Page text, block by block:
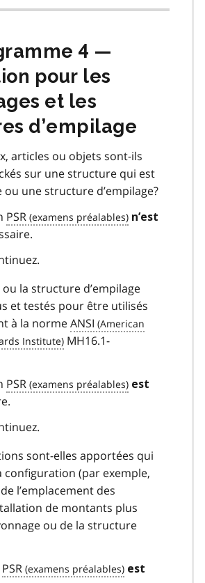
4 —
pour les
et les
d’empilage
articles ou objets sont-ils
sur une structure qui est
ou une structure d’empilage?
PSR
n’est
la structure d’empilage
et testés pour être utilisés
à la normeANSI
MH16.1-
PSR est
sont-elles apportées qui
configuration (par exemple,
l’emplacement des
de montants plus
ou de la structure
PSR est